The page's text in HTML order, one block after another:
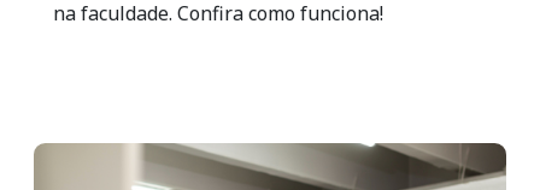
na faculdade. Confira como funciona!